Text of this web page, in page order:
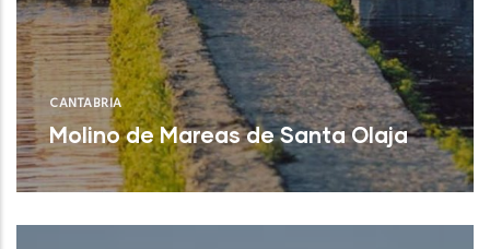
CANTABRIA
Molino de Mareas de Santa Olaja
Arnuero (Cantabria)